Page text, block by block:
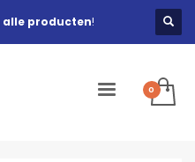
alle producten!